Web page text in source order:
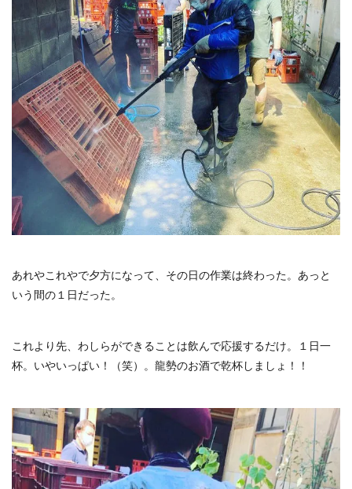
あれやこれやで夕方になって、その日の作業は終わった。あっと
いう間の１日だった。
これより先、わしらができることは飲んで応援するだけ。１日一
杯。いやいっぱい！（笑）。龍勢のお酒で乾杯しましょ！！